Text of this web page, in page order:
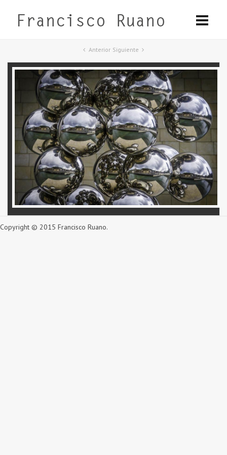
Anterior Siguiente
Copyright © 2015 Francisco Ruano.